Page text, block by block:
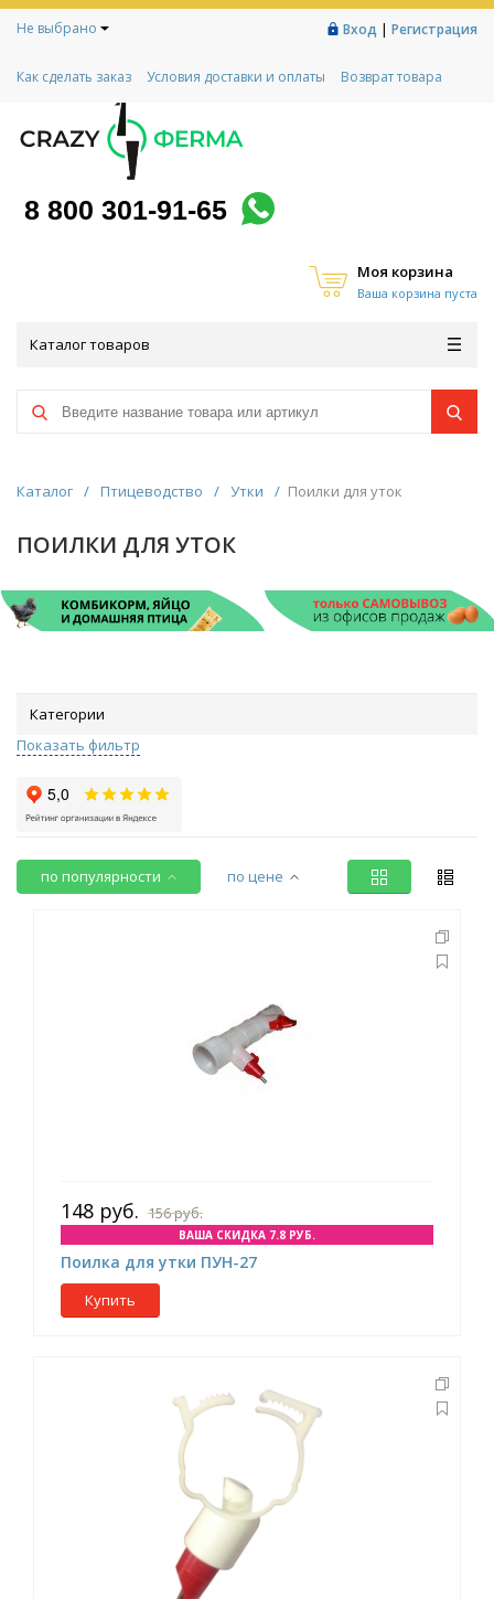
Не выбрано Вход | Регистрация
Как сделать заказ Условия доставки и оплаты
Возврат товара
Контакты
Социальный контракт
Любимая ферма
8 800 301-91-65
Моя корзина
Ваша корзина пуста
Каталог товаров
Каталог / Птицеводство / Утки / Поилки для уток
ПОИЛКИ ДЛЯ УТОК
Категории
Показать фильтр
по популярности по цене
148 руб. 156 руб.
ВАША СКИДКА 7.8 РУБ.
Поилка для утки ПУН-27
Купить